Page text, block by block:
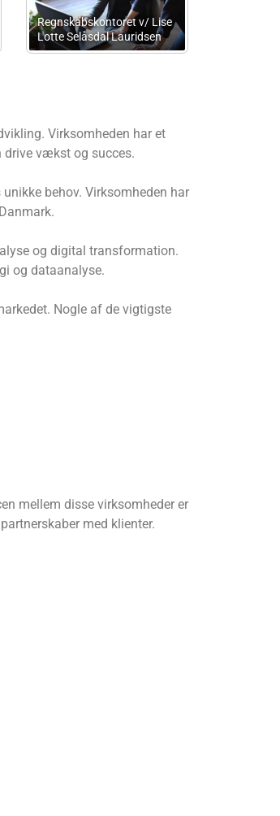
Advokater I/S Hjulet’s
Virksomheden har et
drive vækst og succes.
behov. Virksomheden har
og digital transformation.
og dataanalyse.
Nogle af de vigtigste
mellem disse virksomheder er
med klienter.